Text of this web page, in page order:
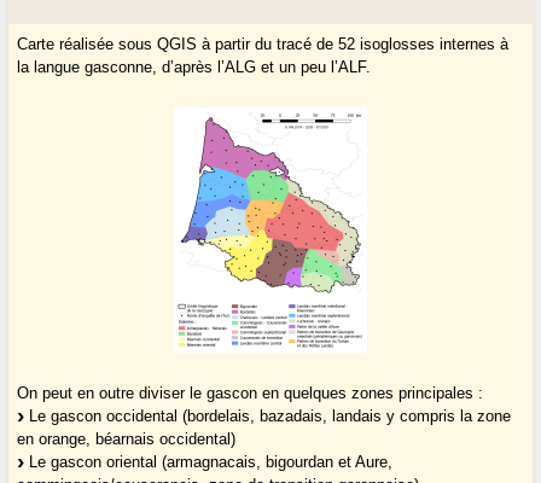
Carte réalisée sous QGIS à partir du tracé de 52 isoglosses internes à
la langue gasconne, d’après l’ALG et un peu l’ALF.
On peut en outre diviser le gascon en quelques zones principales :
Le gascon occidental (bordelais, bazadais, landais y compris la zone
en orange, béarnais occidental)
Le gascon oriental (armagnacais, bigourdan et Aure,